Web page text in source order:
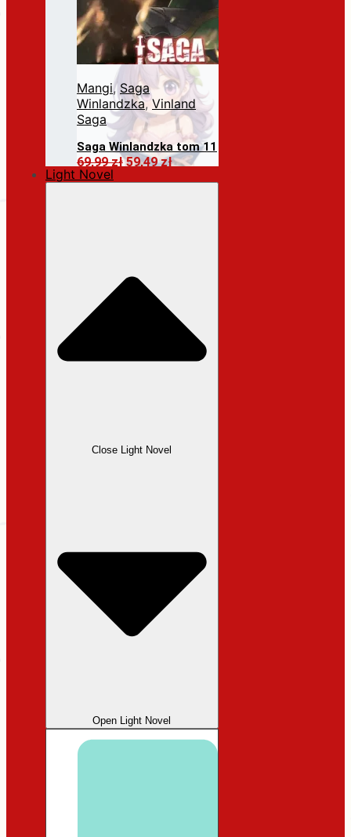
Mangi, Saga
Winlandzka, Vinland
Saga
Saga Winlandzka tom 11
69,99złPierwotna
59,49złAktualna
Dodaj do koszyka
Light Novel
Close Light Novel
Open Light Novel